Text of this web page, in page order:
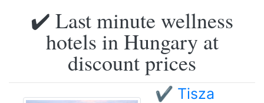
✔️ Last minute wellness
hotels in Hungary at
discount prices
✔️ Tisza